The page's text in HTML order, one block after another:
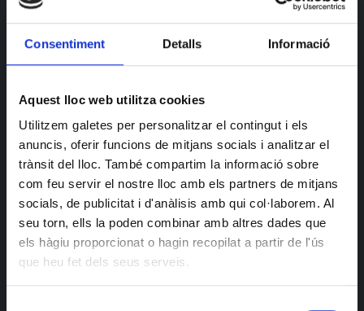
Consentiment Detalls Informació
Aquest lloc web utilitza cookies
Utilitzem galetes per personalitzar el contingut i els
anuncis, oferir funcions de mitjans socials i analitzar el
trànsit del lloc. També compartim la informació sobre
com feu servir el nostre lloc amb els partners de mitjans
socials, de publicitat i d'anàlisis amb qui col·laborem. Al
seu torn, ells la poden combinar amb altres dades que
els hàgiu proporcionat o hagin recopilat a partir de l'ús
que heu fet dels seus serveis.
Amiguis! La nostra dj resident torna aquest dissabte
en una sessió de retrobament celestial. Si vols redimir
els teus pecats, ja sap on trobar-la.